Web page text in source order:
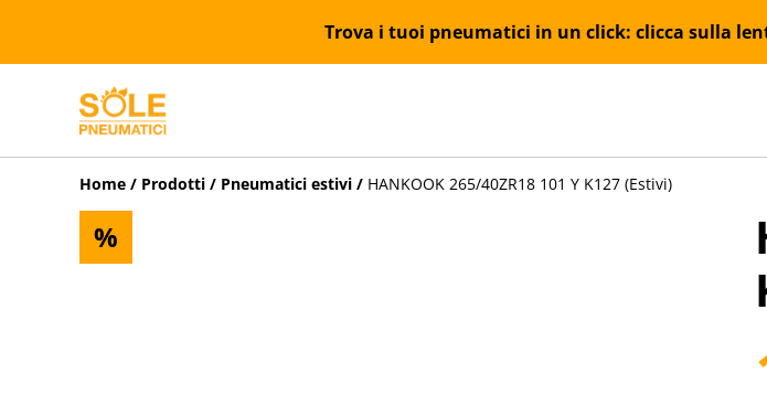
Trova i tuoi pneumatici in un click: clicca sulla
Home / Prodotti / Pneumatici estivi / HANKOOK 265/40ZR18 101 Y K127 (Estivi)
%